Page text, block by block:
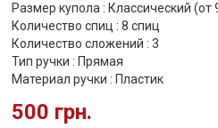
Размер купола : Классический (от
Количество спиц : 8 спиц
Количество сложений : 3
Тип ручки : Прямая
Материал ручки : Пластик
500 грн.